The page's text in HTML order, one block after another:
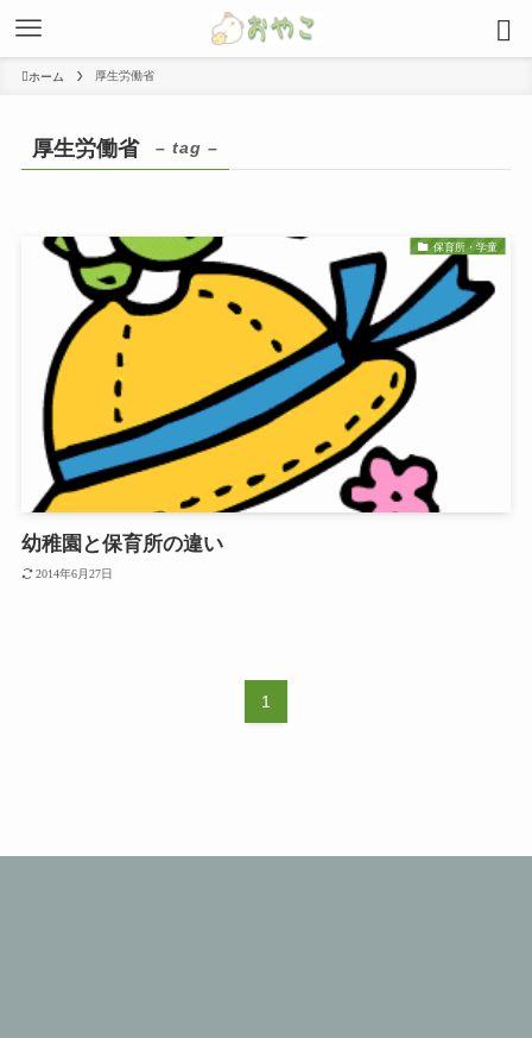
ホーム 厚生労働省
厚生労働省 – tag –
保育所・学童
幼稚園と保育所の違い
2014年6月27日
1